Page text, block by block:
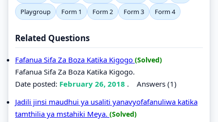
Playgroup
Form 1 Form 2 Form 3 Form 4
Related Questions
Fafanua Sifa Za Boza Katika Kigogo (Solved)
Fafanua Sifa Za Boza Katika Kigogo.
Date posted: February 26, 2018 . Answers (1)
Jadili jinsi maudhui ya usaliti yanavyofafanuliwa katika
tamthilia ya mstahiki Meya. (Solved)